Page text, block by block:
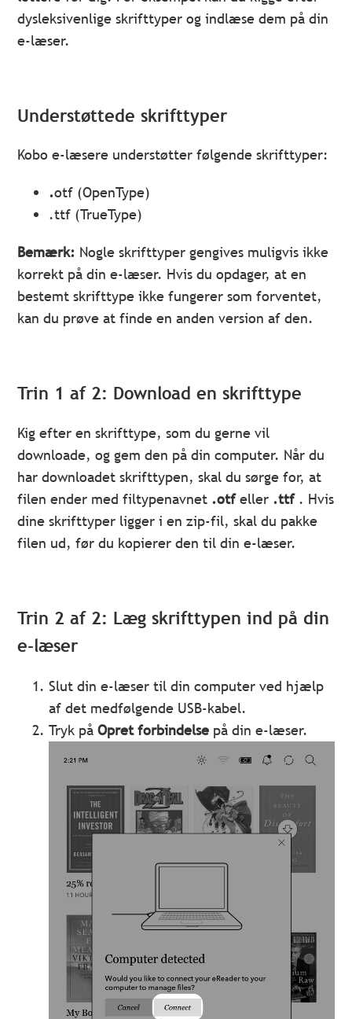
dysleksivenlige skrifttyper og indlæse dem på din
e-læser.
Understøttede skrifttyper
Kobo e-læsere understøtter følgende skrifttyper:
.otf (OpenType)
.ttf (TrueType)
Bemærk: Nogle skrifttyper gengives muligvis ikke
korrekt på din e-læser. Hvis du opdager, at en
bestemt skrifttype ikke fungerer som forventet,
kan du prøve at finde en anden version af den.
Trin 1 af 2: Download en skrifttype
Kig efter en skrifttype, som du gerne vil
downloade, og gem den på din computer. Når du
har downloadet skrifttypen, skal du sørge for, at
filen ender med filtypenavnet .otfeller .ttf. Hvis
dine skrifttyper ligger i en zip-fil, skal du pakke
filen ud, før du kopierer den til din e-læser.
Trin 2 af 2: Læg skrifttypen ind på din
e-læser
Slut din e-læser til din computer ved hjælp
af det medfølgende USB-kabel.
Tryk påOpret forbindelse på din e-læser.